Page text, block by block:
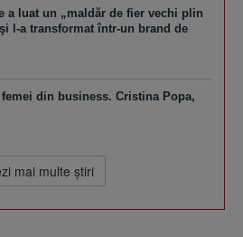
a luat un „maldăr de fier vechi plin
l-a transformat într-un brand de
din business. Cristina Popa,
mai multe ştiri